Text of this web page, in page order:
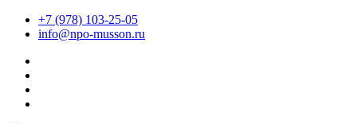
+7 (978) 103-25-05
info@npo-musson.ru